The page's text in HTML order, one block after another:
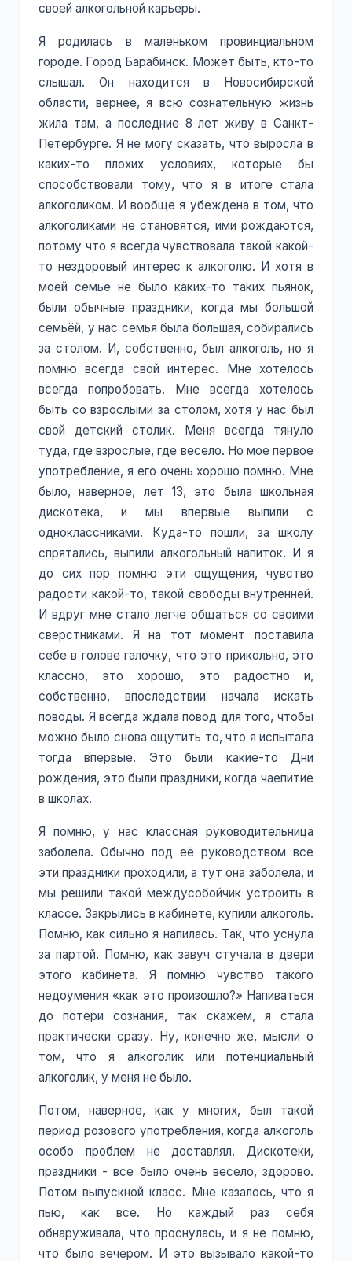
своей алкогольной карьеры.
Я родилась в маленьком провинциальном
городе. Город Барабинск. Может быть, кто-то
слышал. Он находится в Новосибирской
области, вернее, я всю сознательную жизнь
жила там, а последние 8 лет живу в Санкт-
Петербурге. Я не могу сказать, что выросла в
каких-то плохих условиях, которые бы
способствовали тому, что я в итоге стала
алкоголиком. И вообще я убеждена в том, что
алкоголиками не становятся, ими рождаются,
потому что я всегда чувствовала такой какой-
то нездоровый интерес к алкоголю. И хотя в
моей семье не было каких-то таких пьянок,
были обычные праздники, когда мы большой
семьёй, у нас семья была большая, собирались
за столом. И, собственно, был алкоголь, но я
помню всегда свой интерес. Мне хотелось
всегда попробовать. Мне всегда хотелось
быть со взрослыми за столом, хотя у нас был
свой детский столик. Меня всегда тянуло
туда, где взрослые, где весело. Но мое первое
употребление, я его очень хорошо помню. Мне
было, наверное, лет 13, это была школьная
дискотека, и мы впервые выпили с
одноклассниками. Куда-то пошли, за школу
спрятались, выпили алкогольный напиток. И я
до сих пор помню эти ощущения, чувство
радости какой-то, такой свободы внутренней.
И вдруг мне стало легче общаться со своими
сверстниками. Я на тот момент поставила
себе в голове галочку, что это прикольно, это
классно, это хорошо, это радостно и,
собственно, впоследствии начала искать
поводы. Я всегда ждала повод для того, чтобы
можно было снова ощутить то, что я испытала
тогда впервые. Это были какие-то Дни
рождения, это были праздники, когда чаепитие
в школах.
Я помню, у нас классная руководительница
заболела. Обычно под её руководством все
эти праздники проходили, а тут она заболела, и
мы решили такой междусобойчик устроить в
классе. Закрылись в кабинете, купили алкоголь.
Помню, как сильно я напилась. Так, что уснула
за партой. Помню, как завуч стучала в двери
этого кабинета. Я помню чувство такого
недоумения «как это произошло?» Напиваться
до потери сознания, так скажем, я стала
практически сразу. Ну, конечно же, мысли о
том, что я алкоголик или потенциальный
алкоголик, у меня не было.
Потом, наверное, как у многих, был такой
период розового употребления, когда алкоголь
особо проблем не доставлял. Дискотеки,
праздники - все было очень весело, здорово.
Потом выпускной класс. Мне казалось, что я
пью, как все. Но каждый раз себя
обнаруживала, что проснулась, и я не помню,
что было вечером. И это вызывало какой-то